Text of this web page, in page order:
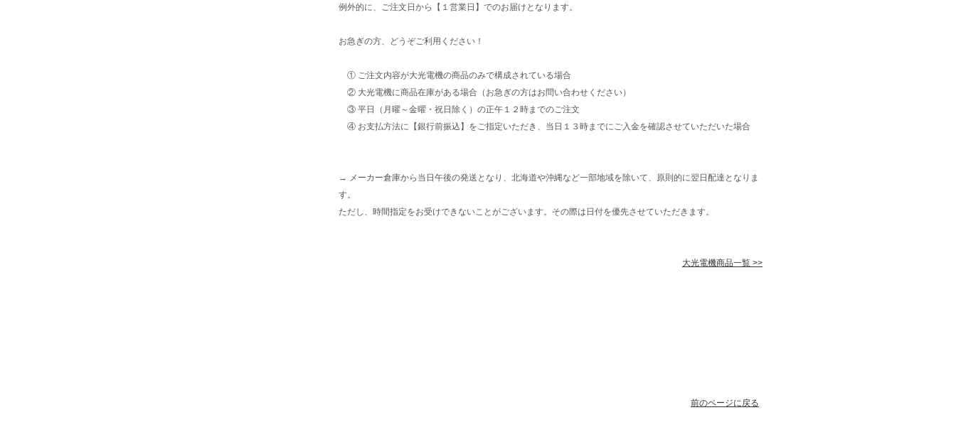
例外的に、ご注文日から【１営業日】でのお届けとなります。
お急ぎの方、どうぞご利用ください！
① ご注文内容が大光電機の商品のみで構成されている場合
② 大光電機に商品在庫がある場合（お急ぎの方はお問い合わせください）
③ 平日（月曜～金曜・祝日除く）の正午１２時までのご注文
④ お支払方法に【銀行前振込】をご指定いただき、当日１３時までにご入金を確認させていただいた場合
→ メーカー倉庫から当日午後の発送となり、北海道や沖縄など一部地域を除いて、原則的に翌日配達となりま
す。
ただし、時間指定をお受けできないことがございます。その際は日付を優先させていただきます。
大光電機商品一覧 >>
前のページに戻る